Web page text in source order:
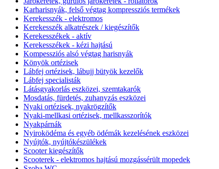
Karharisnyák, felső végtag kompressziós termékek
Kerekesszék - elektromos
Kerekesszék alkatrészek / kiegészítők
Kerekesszékek - aktív
Kerekesszékek - kézi hajtású
Kompessziós alsó végtag harisnyák
Könyök ortézisek
Lábfej ortézisek, lábujj bütyök kezelők
Lábfej specialisták
Látásgyakorlás eszközei, szemtakarók
Mosdatás, fürdetés, zuhanyzás eszközei
Nyaki ortézisek, nyakrögzítők
Nyaki-mellkasi ortézisek, mellkasszorítók
Nyakpárnák
Nyiroködéma és egyéb ödémák kezelésének eszközei
Nyújtók, nyújtókészülékek
Scooter kiegészítők
Scooterek - elektromos hajtású mozgássérült mopedek